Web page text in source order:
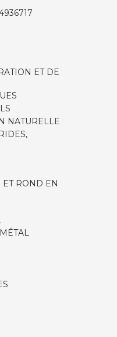
ET DE
NATURELLE
ET ROND EN